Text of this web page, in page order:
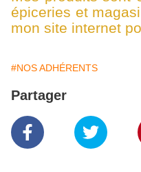
épiceries et
mon site internet
#NOS ADHÉRENTS
Partager